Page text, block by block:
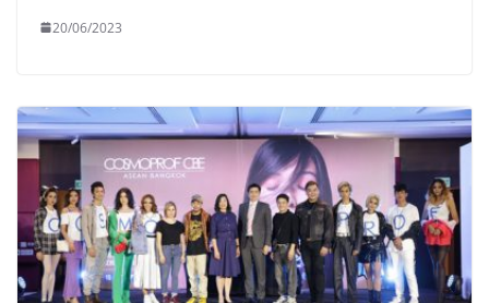
20/06/2023